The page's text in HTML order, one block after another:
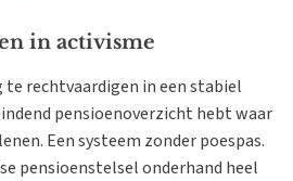
in activisme
te rechtvaardigen in een stabiel
pensioenoverzicht hebt waar
Een systeem zonder poespas.
pensioenstelsel onderhand heel